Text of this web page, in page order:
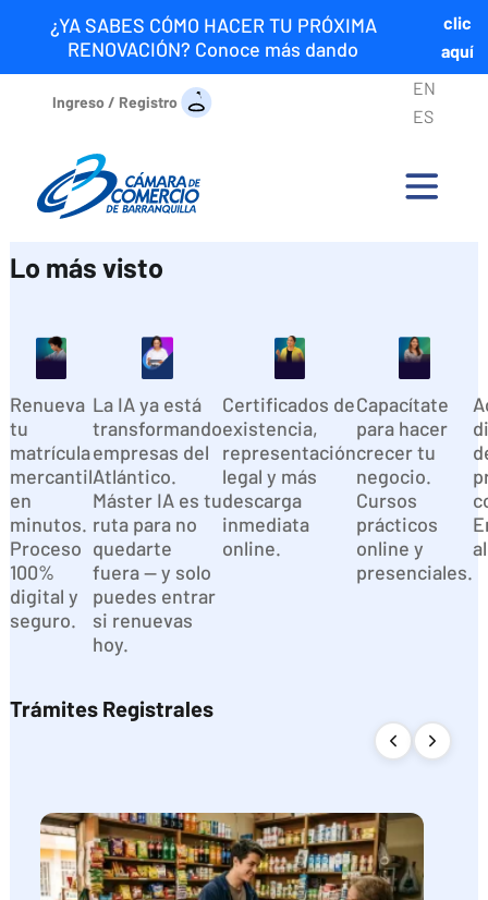
¿YA SABES CÓMO HACER TU PRÓXIMA
RENOVACIÓN? Conoce más dando
clic
aquí
Ingreso / Registro
EN
ES
Lo más visto
Ingresa
Renueva
tu
matrícula
mercantil
en
minutos.
Proceso
100%
digital y
seguro.
Ingresa
La IA ya está
transformando
empresas del
Atlántico.
Máster IA es tu
ruta para no
quedarte
fuera — y solo
puedes entrar
si renuevas
hoy.
Certificados de
existencia,
representación
legal y más
descarga
inmediata
online.
Capacítate
para hacer
crecer tu
negocio.
Cursos
prácticos
online y
presenciales.
Trámites Registrales